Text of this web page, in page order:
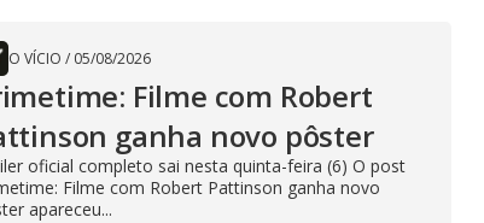
O VÍCIO / 05/08/2026
Filme com Robert
ganha novo pôster
oficial completo sai nesta quinta-feira (6) O post
Filme com Robert Pattinson ganha novo
apareceu...